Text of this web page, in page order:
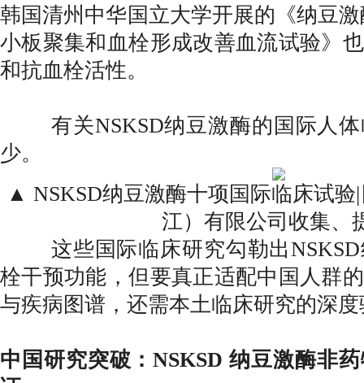
韩国清州中华国立大学开展的《纳豆
小板聚集和血栓形成改善血流试验》
和抗血栓活性。
有关NSKSD纳豆激酶的国际人体
少。
▲ NSKSD纳豆激酶十项国际临床试验
江）有限公司收集、
这些国际临床研究勾勒出NSKSD
栓干预功能，但要真正适配中国人群
与疾病图谱，还需本土临床研究的深
中国研究突破：NSKSD 纳豆激酶非